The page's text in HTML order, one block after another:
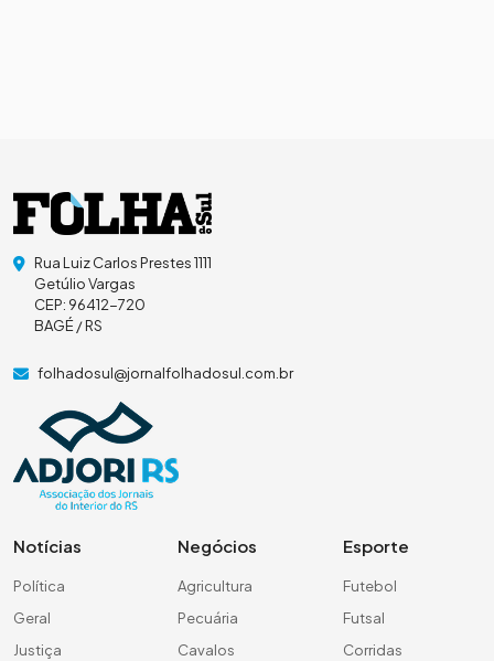
Rua Luiz Carlos Prestes 1111
Getúlio Vargas
CEP: 96412-720
BAGÉ / RS
folhadosul@jornalfolhadosul.com.br
Notícias
Política
Geral
Justiça
Negócios
Agricultura
Pecuária
Cavalos
Esporte
Futebol
Futsal
Corridas